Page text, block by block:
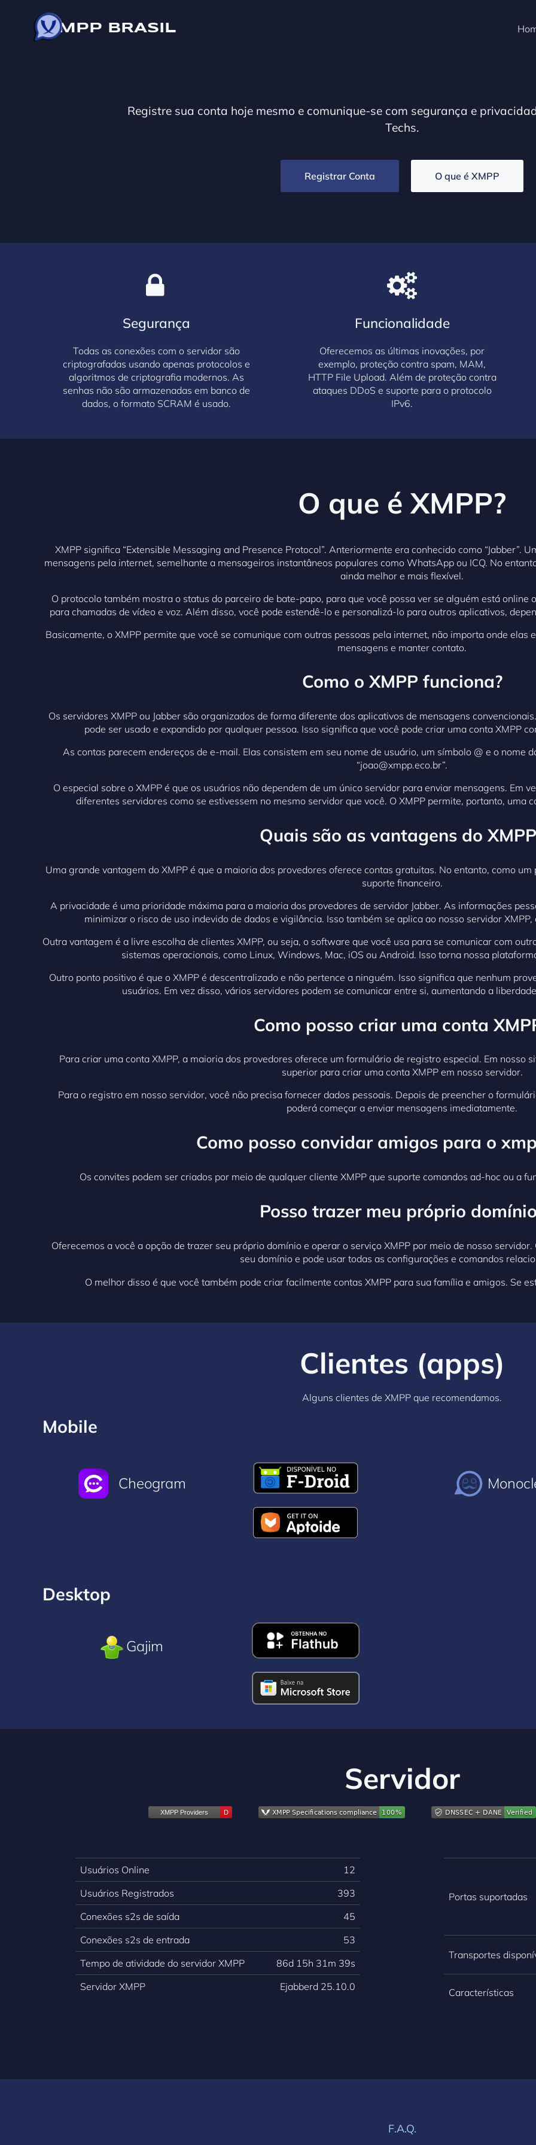
XMPP BRASIL
Registre sua conta hoje mesmo e comunique-se com segurança e
Techs.
Registrar Conta O que é XMPP
Segurança
Todas as conexões com o servidor são
criptografadas usando apenas protocolos e
algoritmos de criptografia modernos. As
senhas não são armazenadas em banco de
dados, o formato SCRAM é usado.
Funcionalidade
Oferecemos as últimas inovações, por
exemplo, proteção contra spam, MAM,
HTTP File Upload. Além de proteção contra
ataques DDoS e suporte para o protocolo
IPv6.
O que é XMPP?
XMPP significa “Extensible Messaging and Presence Protocol”. Anteriormente era conhecido como “Jabber”.
mensagens pela internet, semelhante a mensageiros instantâneos populares como WhatsApp ou ICQ. No
ainda melhor e mais flexível.
O protocolo também mostra o status do parceiro de bate-papo, para que você possa ver se alguém está online
para chamadas de vídeo e voz. Além disso, você pode estendê-lo e personalizá-lo para outros aplicativos,
Basicamente, o XMPP permite que você se comunique com outras pessoas pela internet, não importa onde
mensagens e manter contato.
Como o XMPP funciona?
Os servidores XMPP ou Jabber são organizados de forma diferente dos aplicativos de mensagens
pode ser usado e expandido por qualquer pessoa. Isso significa que você pode criar uma conta XMPP
As contas parecem endereços de e-mail. Elas consistem em seu nome de usuário, um símbolo @ e o nome
“joao@xmpp.eco.br”.
O especial sobre o XMPP é que os usuários não dependem de um único servidor para enviar mensagens. Em
diferentes servidores como se estivessem no mesmo servidor que você. O XMPP permite, portanto, uma
Quais são as vantagens do
Uma grande vantagem do XMPP é que a maioria dos provedores oferece contas gratuitas. No entanto, como
suporte financeiro.
A privacidade é uma prioridade máxima para a maioria dos provedores de servidor Jabber. As informações
minimizar o risco de uso indevido de dados e vigilância. Isso também se aplica ao nosso servidor
Outra vantagem é a livre escolha de clientes XMPP, ou seja, o software que você usa para se comunicar com
sistemas operacionais, como Linux, Windows, Mac, iOS ou Android. Isso torna nossa
Outro ponto positivo é que o XMPP é descentralizado e não pertence a ninguém. Isso significa que nenhum
usuários. Em vez disso, vários servidores podem se comunicar entre si, aumentando a
Como posso criar uma conta
Para criar uma conta XMPP, a maioria dos provedores oferece um formulário de registro especial. Em nosso
superior para criar uma conta XMPP em nosso servidor.
Para o registro em nosso servidor, você não precisa fornecer dados pessoais. Depois de preencher o
poderá começar a enviar mensagens imediatamente.
Como posso convidar amigos para o
Os convites podem ser criados por meio de qualquer cliente XMPP que suporte comandos ad-hoc ou a
Posso trazer meu próprio
Oferecemos a você a opção de trazer seu próprio domínio e operar o serviço XMPP por meio de nosso
seu domínio e pode usar todas as configurações e comandos
O melhor disso é que você também pode criar facilmente contas XMPP para sua família e amigos. Se
Clientes (apps)
Alguns clientes de XMPP que recomendamos.
Mobile
Cheogram
Desktop
Gajim
Servidor
Usuários Online
12
Usuários Registrados
393
Conexões s2s de saída
45
Conexões s2s de entrada
53
Tempo de atividade do servidor XMPP
86d 15h 31m 39s
Servidor XMPP
Ejabberd 25.10.0
Portas suportadas
Transportes
Características
F.A.Q.